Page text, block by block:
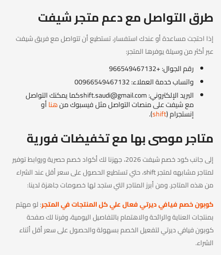
طرق التواصل مع دعم متجر شيفت
إذا احتجت مساعدة أو عندك استفسار، تستطيع أن تتواصل مع فريق شيفت
عبر أكثر من وسيلة يوفرها المتجر:
رقم الجوال: +966549467132
واتساب خدمة العملاء: 00966549467132
البريد الإلكتروني:shift.saudi@gmail.comكما يمكنك التواصل
مع شيفت على منصات التواصل مثل فيسبوك منهناأو
إنستجرام (shift
).
متاجر موصى بها مع تخفيضات فورية
إلى جانب كود خصم شيفت 2026، جهزنا لك أكواد خصم حصرية وروابط توفير
لمتاجر مشابهه لمتجر shift، حتي تستطيع الحصول على سعر أقل عند الشراء
من هذه المتاجر. ومن أبرز المتاجر التي ستجد لها خصومات جاهزة لدينا:
كوبون خصم فيافي ديرتي فعال علي كل المنتجات في المتجر: لو مهتم
بمنتجات العناية والرائحة والاهتمام بالتفاصيل اليومية، وفرنا لك صفحة
كوبون فيافي ديرتي لتفعيل الخصم بسهولة والحصول على سعر أقل أثناء
الشراء.